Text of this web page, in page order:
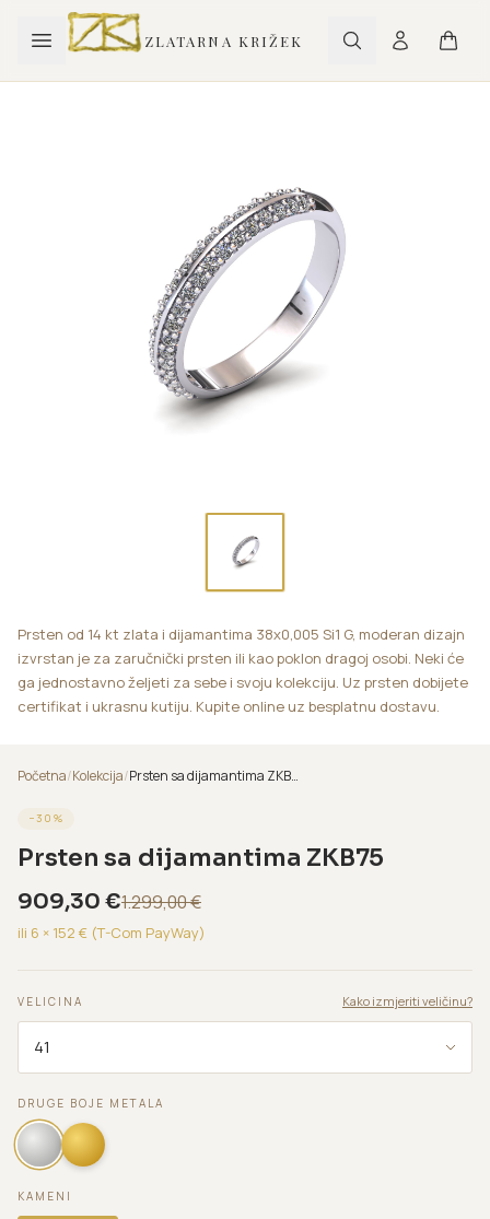
ZLATARNA KRIŽEK
Prsten od 14 kt zlata i dijamantima 38x0,005 Si1 G, moderan dizajn
izvrstan je za zaručnički prsten ili kao poklon dragoj osobi. Neki će
ga jednostavno željeti za sebe i svoju kolekciju. Uz prsten dobijete
certifikat i ukrasnu kutiju. Kupite online uz besplatnu dostavu.
Početna/Kolekcija/ Prsten sa dijamantima ZKB75
−30 %
Prsten sa dijamantima ZKB75
909,30 €1.299,00€
ili 6 × 152 € (T-Com PayWay)
VELICINA Kako izmjeriti veličinu?
DRUGE BOJE METALA
KAMENI